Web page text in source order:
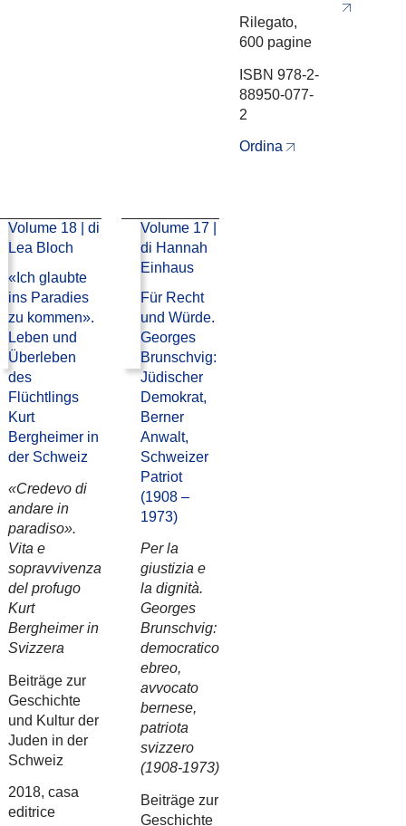
Rilegato,
600 pagine
ISBN 978-2-
88950-077-
2
Ordina
Volume 18 | di
Lea Bloch
«Ich glaubte
ins Paradies
zu kommen».
Leben und
Überleben
des
Flüchtlings
Kurt
Bergheimer in
der Schweiz
«Credevo di
andare in
paradiso».
Vita e
sopravvivenza
del profugo
Kurt
Bergheimer in
Svizzera
Beiträge zur
Geschichte
und Kultur der
Juden in der
Schweiz
2018, casa
editrice
Volume 17 |
di Hannah
Einhaus
Für Recht
und Würde.
Georges
Brunschvig:
Jüdischer
Demokrat,
Berner
Anwalt,
Schweizer
Patriot
(1908 –
1973)
Per la
giustizia e
la dignità.
Georges
Brunschvig:
democratico
ebreo,
avvocato
bernese,
patriota
svizzero
(1908-1973)
Beiträge zur
Geschichte